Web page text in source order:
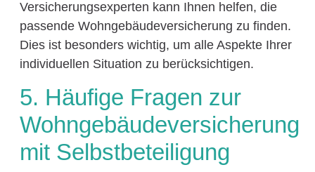
Versicherungsexperten kann Ihnen helfen, die
passende Wohngebäudeversicherung zu finden.
Dies ist besonders wichtig, um alle Aspekte Ihrer
individuellen Situation zu berücksichtigen.
5. Häufige Fragen zur
Wohngebäudeversicherung
mit Selbstbeteiligung